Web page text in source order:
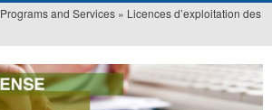
Programs and Services » Licences d’exploitation des